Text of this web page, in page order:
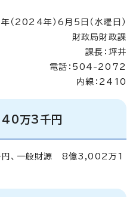
（2024年）6月5日（水曜日）
財政局財政課
課長：坪井
電話：504-2072
内線：2410
万3千円
、一般財源 8億3,002万1